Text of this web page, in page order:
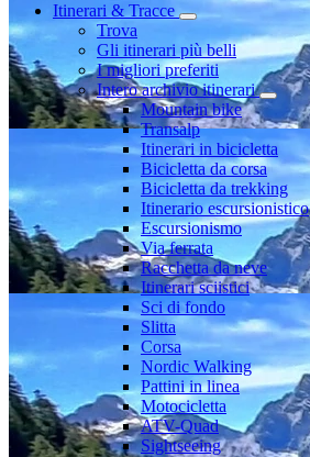
Itinerari & Tracce
Trova
Gli itinerari più belli
I migliori preferiti
Intero archivio itinerari
Mountain bike
Transalp
Itinerari in bicicletta
Bicicletta da corsa
Bicicletta da trekking
Itinerario escursionistico
Escursionismo
Via ferrata
Racchetta da neve
Itinerari sciistici
Sci di fondo
Slitta
Corsa
Nordic Walking
Pattini in linea
Motocicletta
ATV-Quad
Sightseeing